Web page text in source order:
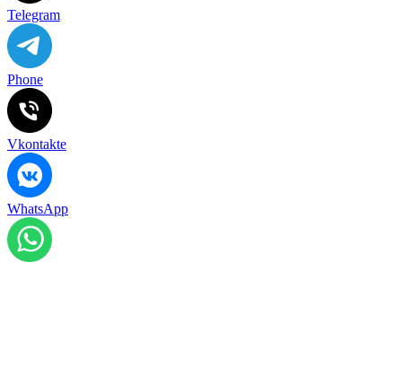
Telegram
Phone
Vkontakte
WhatsApp